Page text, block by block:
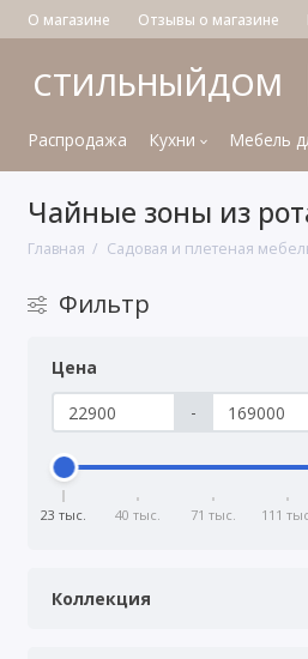
О магазине Отзывы о магазине
СТИЛЬНЫЙДОМ
Распродажа Кухни Мебель
Чайные зоны из
Главная Садовая и плетеная
Фильтр
Цена
-
23 тыс. 40 тыс. 71 тыс. 111
Коллекция